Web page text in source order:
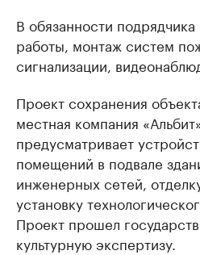
В обязанности
работы, монтаж систем
сигнализации,
Проект сохранения
местная компания
предусматривает
помещений в подвале
инженерных сетей,
установку
Проект прошел
культурную экспертизу.